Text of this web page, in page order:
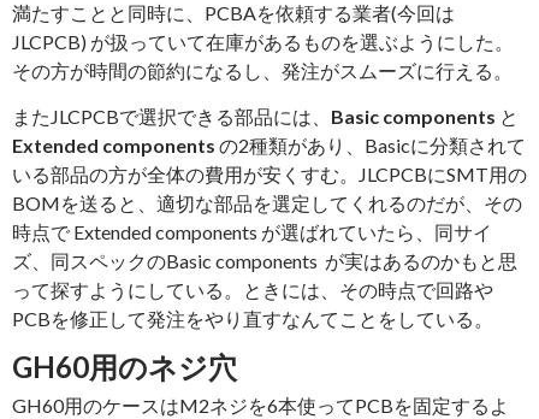
満たすことと同時に、PCBAを依頼する業者(今回は
JLCPCB) が扱っていて在庫があるものを選ぶようにした。
その方が時間の節約になるし、発注がスムーズに行える。
またJLCPCBで選択できる部品には、 Basic components と
Extended components の2種類があり、Basicに分類されて
いる部品の方が全体の費用が安くすむ。JLCPCBにSMT用の
BOMを送ると、適切な部品を選定してくれるのだが、その
時点で Extended components が選ばれていたら、同サイ
ズ、同スペックのBasic components が実はあるのかもと思
って探すようにしている。ときには、その時点で回路や
PCBを修正して発注をやり直すなんてことをしている。
GH60用のネジ穴
GH60用のケースはM2ネジを6本使ってPCBを固定するよ